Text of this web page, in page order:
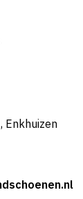
Enkhuizen